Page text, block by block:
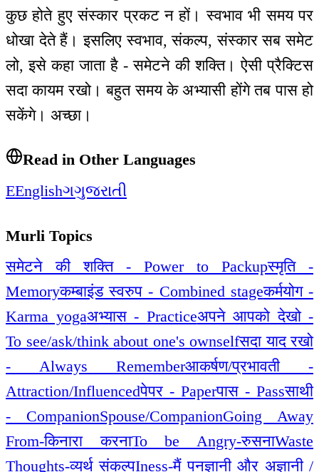
कुछ होते हुए संस्कार प्रकट न हों। स्वभाव भी समय पर
धोखा देते हैं। इसलिए स्वभाव, संकल्प, संस्कार सब समेट
लो, इसे कहा जाता है - समेटने की शक्ति। ऐसी प्रैक्टिस
सदा कायम रखो। बहुत समय के अभ्यासी होंगे तब पास हो
सकेंगे। अच्छा।
Read in Other Languages
EEnglishગગુજરાતી
Murli Topics
समेटने की शक्ति - Power to Packupस्मृति -
Memoryकम्बाइंड स्वरुप - Combined stageकर्मयोग -
Karma yogaअभ्यास - Practiceअपने आपको देखो -
To see/ask/think about one's ownselfसदा याद रखो
- Always Rememberआकर्षण/प्रभावती -
Attraction/Influencedपेपर - Paperपास - Passसाथी
- CompanionSpouse/CompanionGoing Away
From-किनारा करनाTo be Angry-रुसनाWaste
Thoughts-व्यर्थ संकल्पIness-मैं पनज्ञानी और अज्ञानी /